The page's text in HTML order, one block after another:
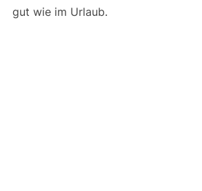
gut wie im Urlaub.